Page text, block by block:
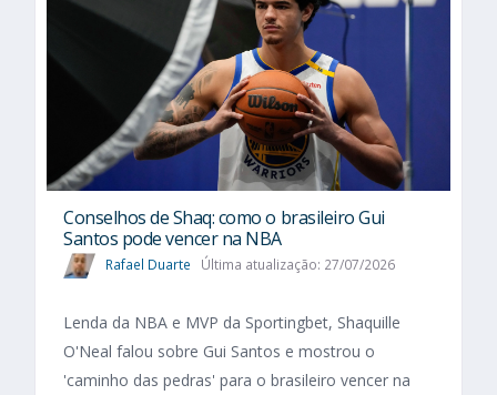
Conselhos de Shaq: como o brasileiro Gui
Santos pode vencer na NBA
Rafael Duarte Última atualização: 27/07/2026
Lenda da NBA e MVP da Sportingbet, Shaquille
O'Neal falou sobre Gui Santos e mostrou o
'caminho das pedras' para o brasileiro vencer na